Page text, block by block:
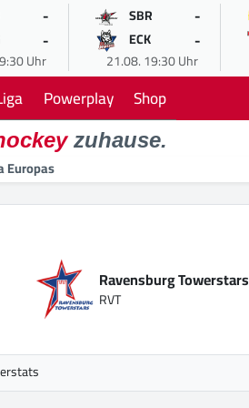
-
-
Uhr
SBR -
ECK -
21.08. 19:30 Uhr
Powerplay Shop
zuhause.
Europas
Ravensburg Towerstars
RVT